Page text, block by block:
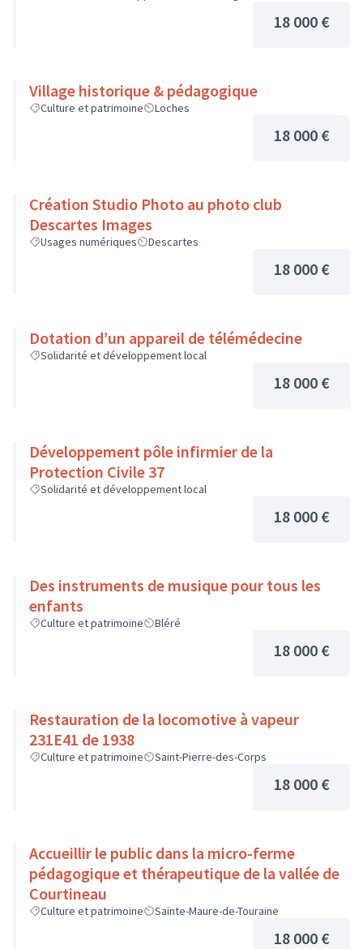
18 000 €
Village historique & pédagogique
Culture et patrimoine Loches
18 000 €
Création Studio Photo au photo club
Descartes Images
Usages numériques Descartes
18 000 €
Dotation d’un appareil de télémédecine
Solidarité et développement local
18 000 €
Développement pôle infirmier de la
Protection Civile 37
Solidarité et développement local
18 000 €
Des instruments de musique pour tous les
enfants
Culture et patrimoine Bléré
18 000 €
Restauration de la locomotive à vapeur
231E41 de 1938
Culture et patrimoine Saint-Pierre-des-Corps
18 000 €
Accueillir le public dans la micro-ferme
pédagogique et thérapeutique de la vallée de
Courtineau
Culture et patrimoine Sainte-Maure-de-Touraine
18 000 €